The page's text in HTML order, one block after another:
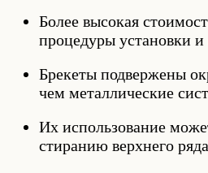
Более высокая
процедуры установки и
Брекеты подвержены
чем металлические
Их использование
стиранию верхнего